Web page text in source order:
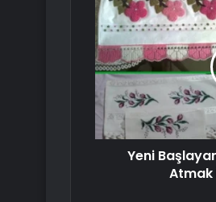
Yeni
Atmak